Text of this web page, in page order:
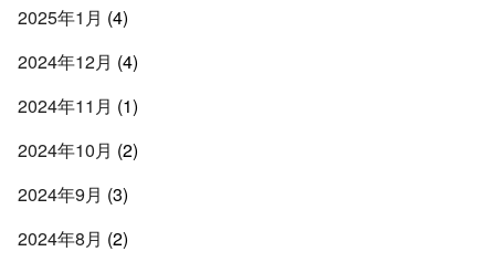
2025年1月 (4)
2024年12月 (4)
2024年11月 (1)
2024年10月 (2)
2024年9月 (3)
2024年8月 (2)